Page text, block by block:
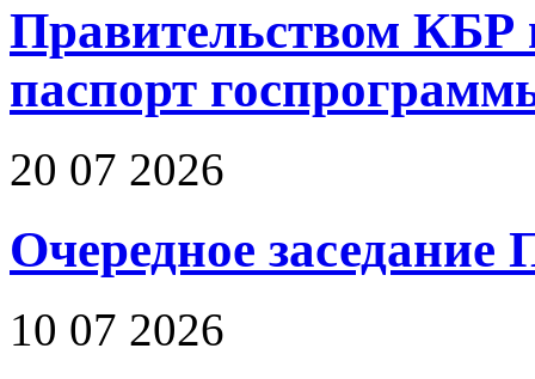
Правительством КБР
паспорт
20 07 2026
Очередное
10 07 2026